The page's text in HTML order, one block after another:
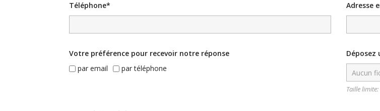
Téléphone* Adresse
Votre préférence pour recevoir notre réponse
par email
par téléphone
Taille